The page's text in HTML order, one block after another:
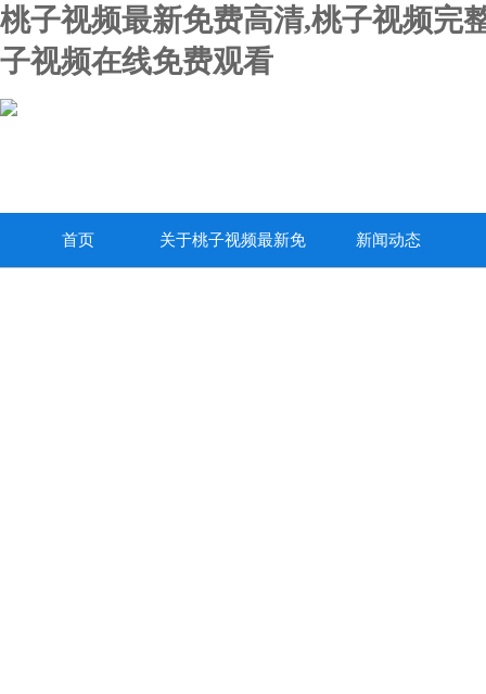
桃子视频最新免费高清,桃子视频完
子视频在线免费观看
首页 关于桃子视频最新免 新闻动态